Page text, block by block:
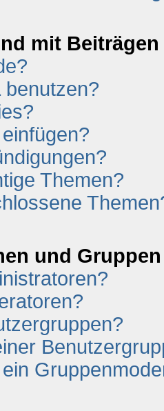
mit
benutzen?
Themen?
und Gruppen